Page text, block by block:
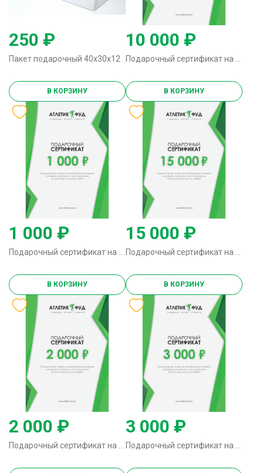
250 ₽
Пакет подарочный 40х30х12
В КОРЗИНУ
10 000 ₽
В КОРЗИНУ
1 000 ₽
В КОРЗИНУ
15 000 ₽
В КОРЗИНУ
2 000 ₽ 3 000 ₽